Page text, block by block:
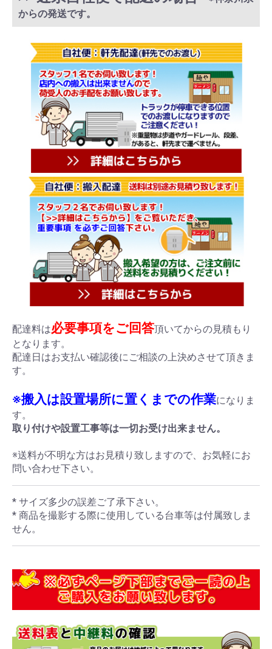
からの発送です。
配達料は必要事項をご回答頂いてからの見積もり
となります。
配達日はお支払い確認後にご相談の上決めさせて頂きま
す。
※搬入は設置場所に置くまでの作業になりま
す。
取り付けや設置工事等は一切お受け出来ません。
※送料が不明な方はお見積り致しますので、お気軽にお
問い合わせ下さい。
* サイズ多少の誤差ご了承下さい。
* 商品を撮影する際に使用している台車等は付属致しま
せん。